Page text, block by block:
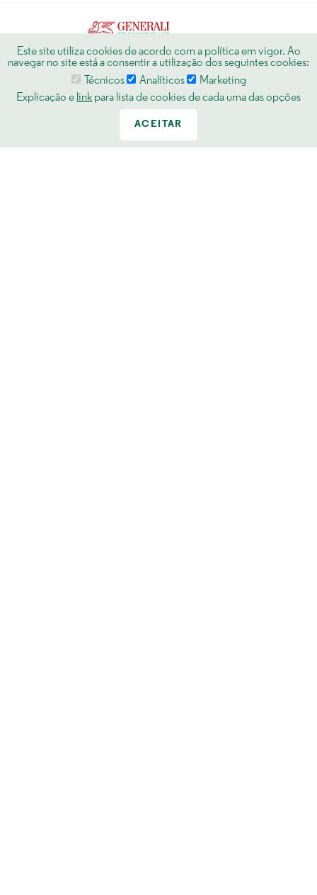
Livro de Reclamações Termos e Condições
© Generali Seguros, S.A.
Este site utiliza cookies de acordo com a política em vigor. Ao
navegar no site está a consentir a utilização dos seguintes cookies:
Técnicos
Analíticos
Marketing
Explicação e link para lista de cookies de cada uma das opções
ACEITAR